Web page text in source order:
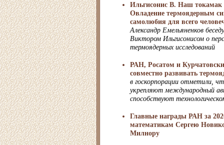
Ильгисонис В. Наш токамак
Овладение термоядерным
самолюбия для всего
Александр Емельяненков
Виктором Ильгисонисом о
термоядерных исследований
РАН, Росатом и
совместно развивать
в госкорпорации отметили,
укрепляют международный
способствуют
Главные награды РАН за
математикам Сергею
Милнору